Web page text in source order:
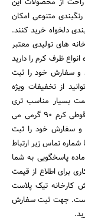
از محصولات این
90 گرمی داروگر در رنگبندی متنوعی امکان
دلخواه خرید کنند.
های تولیدی معتبر
ظرف کرم را دارید
و سفارش خود را ثبت
کرم 90 گرمی می توانید از تخفیفات ویژه
بسیار مناسب تری
خریداری نمایید. برای ثبت سفارش و اطلاع از قیمت قوطی کرم 90 گرمی می
و سفارش خود را ثبت
گرمی می توانید با شماره تماس زیر ارتباط
پاسخگویی به شما
برای اطلاع از قیمت
فروش کارخانه تیک پلاست
است. جهت ثبت سفارش